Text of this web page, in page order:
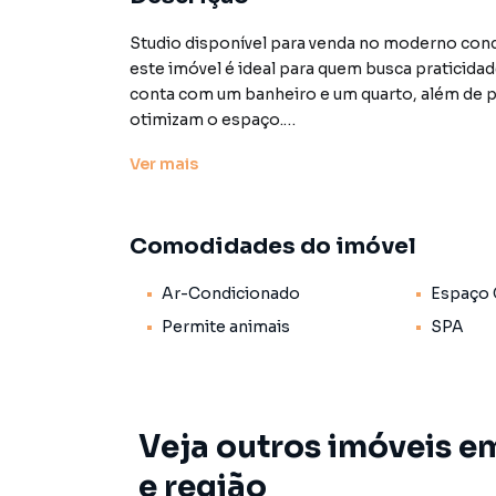
Studio disponível para venda no moderno
este imóvel é ideal para quem busca
conta com um banheiro e um quarto, além
otimizam o espaço.
O condomínio, inaugurado em 2021, oferece
praticidade ao dia a dia, enquanto o depósito
Este imóvel aceita financiamento, tornando-
que procurava ou deseja mais informações
equipe pelo telefone (11) 93759-7931.
Ver mais
Comodidades do imóvel
Ar-Condicionado Espaço
Permite animais
SPA
Veja outros imóveis
e região